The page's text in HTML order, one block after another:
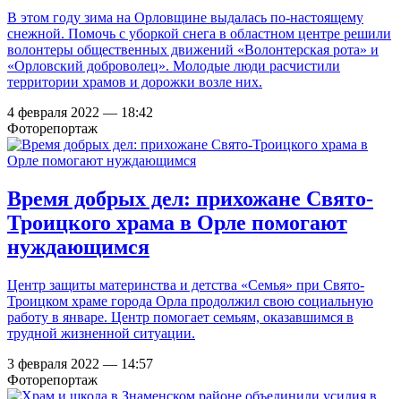
В этом году зима на Орловщине выдалась по-настоящему
снежной. Помочь с уборкой снега в областном центре решили
волонтеры общественных движений «Волонтерская рота» и
«Орловский доброволец». Молодые люди расчистили
территории храмов и дорожки возле них.
4 февраля 2022 — 18:42
Фоторепортаж
Время добрых дел: прихожане Свято-
Троицкого храма в Орле помогают
нуждающимся
Центр защиты материнства и детства «Семья» при Свято-
Троицком храме города Орла продолжил свою социальную
работу в январе. Центр помогает семьям, оказавшимся в
трудной жизненной ситуации.
3 февраля 2022 — 14:57
Фоторепортаж